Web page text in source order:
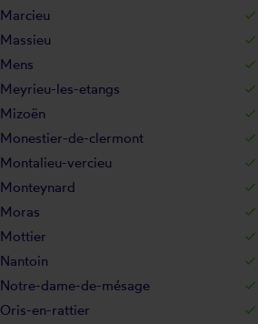
Marcieu
Massieu
Mens
Meyrieu-les-etangs
Mizoën
Monestier-de-clermont
Montalieu-vercieu
Monteynard
Moras
Mottier
Nantoin
Notre-dame-de-mésage
Oris-en-rattier